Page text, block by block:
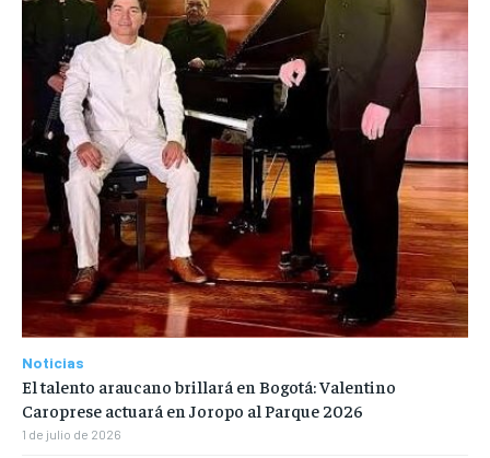
Noticias
El talento araucano brillará en Bogotá: Valentino
Caroprese actuará en Joropo al Parque 2026
1 de julio de 2026